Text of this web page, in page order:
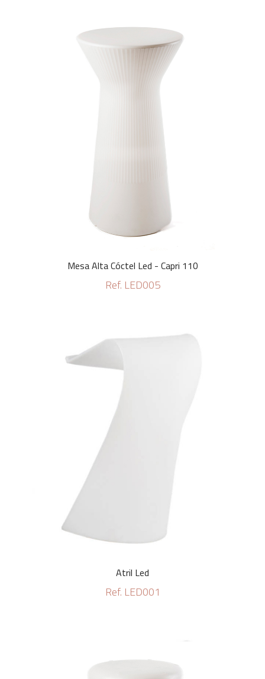
Mesa Alta Cóctel Led - Capri 110
Ref. LED005
Atril Led
Ref. LED001